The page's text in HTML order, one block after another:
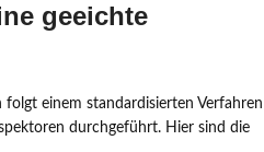
geeichte
folgt einem standardisierten Verfahren
durchgeführt. Hier sind die